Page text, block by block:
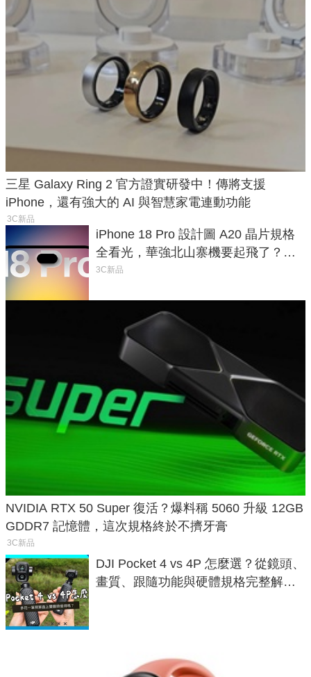
三星 Galaxy Ring 2 官方證實研發中！傳將支援
iPhone，還有強大的 AI 與智慧家電連動功能
3C新品
iPhone 18 Pro 設計圖 A20 晶片規格
全看光，華強北山寨機要起飛了？專
家曝山寨機無法復刻兩大關鍵
3C新品
NVIDIA RTX 50 Super 復活？爆料稱 5060 升級 12GB
GDDR7 記憶體，這次規格終於不擠牙膏
3C新品
DJI Pocket 4 vs 4P 怎麼選？從鏡頭、
畫質、跟隨功能與硬體規格完整解